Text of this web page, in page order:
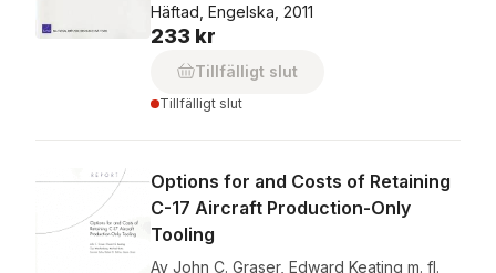
Häftad, Engelska, 2011
233 kr
Tillfälligt slut
Tillfälligt slut
Options for and Costs of Retaining
C-17 Aircraft Production-Only
Tooling
Av John C. Graser, Edward Keating m. fl.